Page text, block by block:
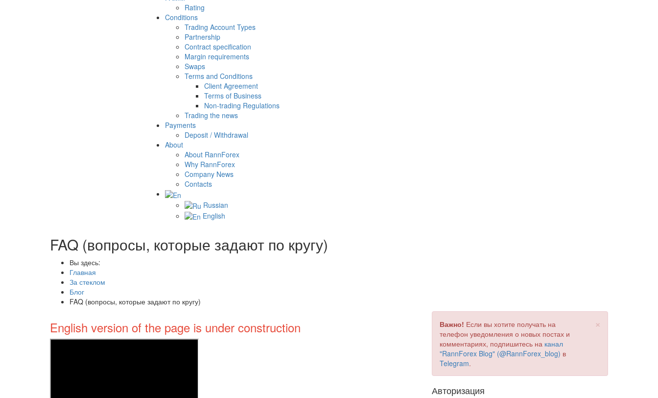
Rating
Conditions
Trading Account Types
Partnership
Contract specification
Margin requirements
Swaps
Terms and Conditions
Client Agreement
Terms of Business
Non-trading Regulations
Trading the news
Payments
Deposit / Withdrawal
About
About RannForex
Why RannForex
Company News
Contacts
Russian
English
FAQ (вопросы, которые задают по кругу)
Вы здесь:
Главная
За стеклом
Блог
FAQ (вопросы, которые задают по кругу)
English version of the page is under construction ×
Важно! Если вы хотите получать на
телефон уведомления о новых постах и
комментариях, подпишитесь на канал
"RannForex Blog" (@RannForex_blog) в
Telegram.
Авторизация